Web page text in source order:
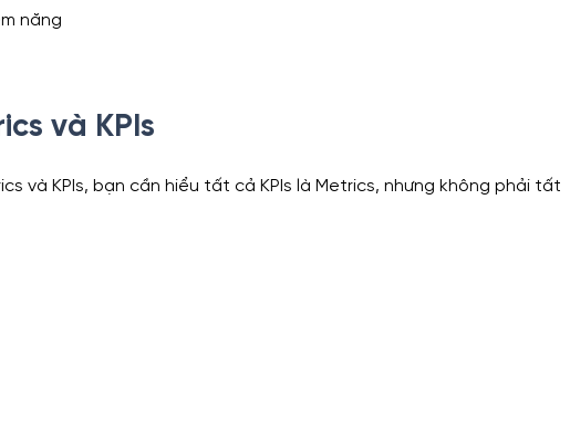
năng
và KPIs
và KPIs, bạn cần hiểu tất cả KPIs là Metrics, nhưng không phải tất